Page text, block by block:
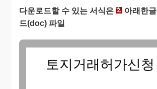
다운로드할 수 있는 서식은 아래한
드(doc) 파일
토지거래허가신